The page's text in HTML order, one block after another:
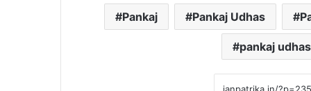
Pankaj Pankaj Udhas
pankaj